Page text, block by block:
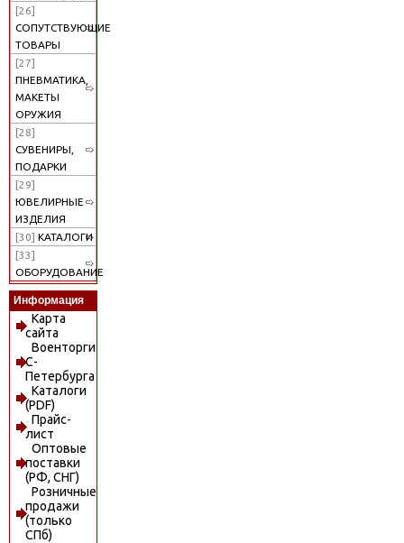
[26]
СОПУТСТВУЮЩИЕ
ТОВАРЫ
[27]
ПНЕВМАТИКА,
МАКЕТЫ
ОРУЖИЯ
[28]
СУВЕНИРЫ,
ПОДАРКИ
[29]
ЮВЕЛИРНЫЕ
ИЗДЕЛИЯ
[30] КАТАЛОГИ
[33]
ОБОРУДОВАНИЕ
Информация
Карта
сайта
Военторги
С-
Петербурга
Каталоги
(PDF)
Прайс-
лист
Оптовые
поставки
(РФ, СНГ)
Розничные
продажи
(только
СПб)